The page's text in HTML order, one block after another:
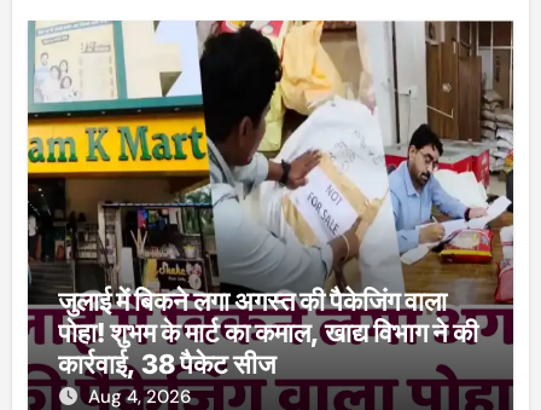
जुलाई में बिकने लगा अगस्त की पैकेजिंग वाला
पोहा! शुभम के मार्ट का कमाल, खाद्य विभाग ने की
कार्रवाई, 38 पैकेट सीज
Aug 4, 2026